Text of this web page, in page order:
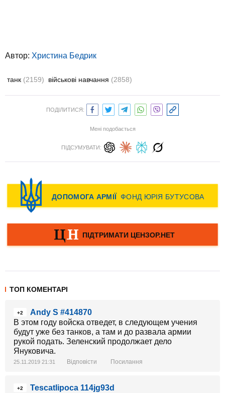
Автор: Христина Бедрик
танк (2159) військові навчання (2858)
ПОДІЛИТИСЯ:
Мені подобається
ПІДСУМУВАТИ:
ТОП КОМЕНТАРІ
+2
Andy S #414870
В этом году войска отведет, в следующем учения
будут уже без танков, а там и до развала армии
рукой подать. Зеленский продолжает дело
Януковича.
25.11.2019 21:31 Відповісти Посилання
+2
Tescatlipoca 114jg93d